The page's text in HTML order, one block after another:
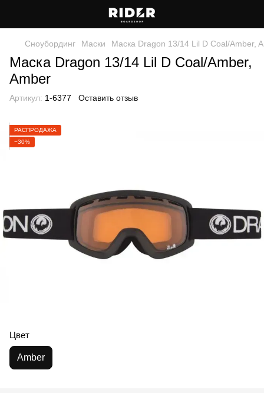
Сноубординг Маски Маска Dragon 13/14 Lil D Coal/Amber,
Маска Dragon 13/14 Lil D Coal/Amber,
Amber
Артикул: 1-6377 Оставить отзыв
РАСПРОДАЖА
−30%
Цвет
Amber